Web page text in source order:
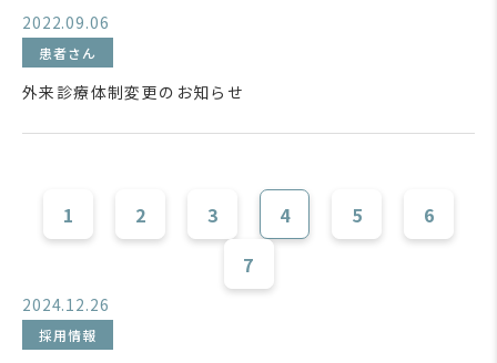
2022.09.06
患者さん
外来診療体制変更のお知らせ
1 2 3 4 5
6
7
2024.12.26
採用情報